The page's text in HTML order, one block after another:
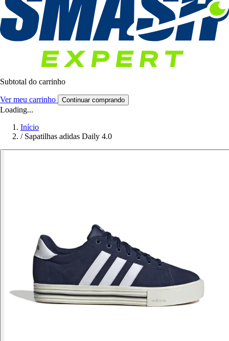
Subtotal do carrinho
Ver meu carrinho Continuar comprando
Loading...
Início
/ Sapatilhas adidas Daily 4.0